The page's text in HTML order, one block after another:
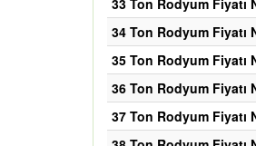
33 Ton Rodyum Fiyatı
34 Ton Rodyum Fiyatı
35 Ton Rodyum Fiyatı
36 Ton Rodyum Fiyatı
37 Ton Rodyum Fiyatı